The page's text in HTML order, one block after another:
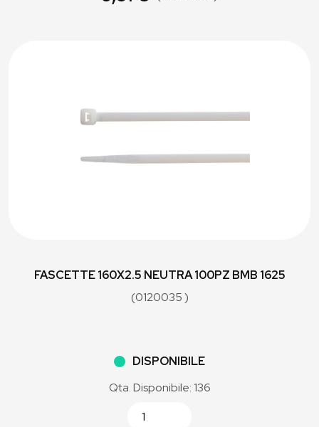
FASCETTE 160X2.5 NEUTRA 100PZ BMB 1625
(0120035 )
DISPONIBILE
Qta. Disponibile: 136